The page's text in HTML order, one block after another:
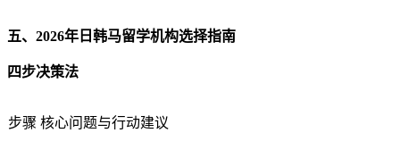
五、2026年日韩马留学机构选择指南
四步决策法
步骤 核心问题与行动建议